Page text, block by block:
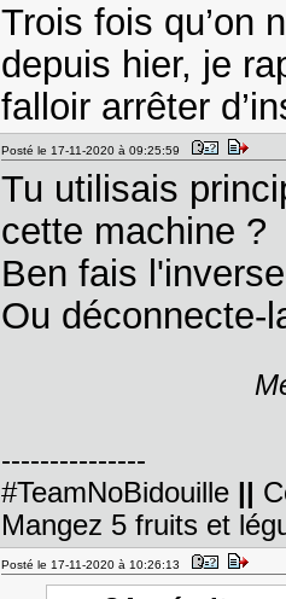
Trois fois qu’on
depuis hier, je
falloir arrêter
Posté le 17-11-2020 à 09:25:59
Tu utilisais
cette machine ?
Ben fais
Ou déconnecte-
---------------
#TeamNoBidouille ||
Mangez 5 fruits et
Posté le 17-11-2020 à 10:26:13